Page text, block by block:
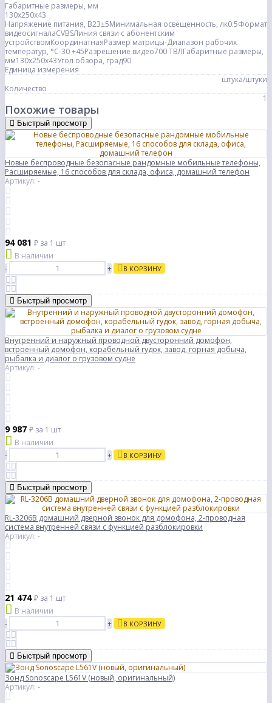
Габаритные размеры, мм
130х250х43
Напряжение питания, В23±5Минимальная освещенность, лк0.5Формат
видеосигналаCVBSЛиния связи с абонентским
устройствомКоординатнаяРазмер матрицы-Диапазон рабочих
температур, °С-30 +45Разрешение видео700 ТВЛГабаритные размеры,
мм130х250х43Угол обзора, град90
Единица измерения
штука/штуки
Количество
1
Похожие товары
Быстрый просмотр
Новые беспроводные безопасные рандомные мобильные телефоны,
Расширяемые, 16 способов для склада, офиса, домашний телефон
Артикул: -
94 081 ₽ за 1 шт
В наличии
-
+ В КОРЗИНУ
Быстрый просмотр
Внутренний и наружный проводной двусторонний домофон,
встроенный домофон, корабельный гудок, завод, горная добыча,
рыбалка и диалог о грузовом судне
Артикул: -
9 987 ₽ за 1 шт
В наличии
-
+ В КОРЗИНУ
Быстрый просмотр
RL-3206B домашний дверной звонок для домофона, 2-проводная
система внутренней связи с функцией разблокировки
Артикул: -
21 474₽ за 1 шт
В наличии
-
+ В КОРЗИНУ
Быстрый просмотр
Зонд Sonoscape L561V (новый, оригинальный)
Артикул: -